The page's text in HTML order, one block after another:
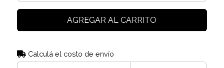
AGREGAR AL CARRITO
Calculá el costo de envío